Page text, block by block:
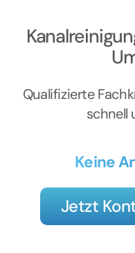
Qualifizierte
schnell
Keine
Jetzt